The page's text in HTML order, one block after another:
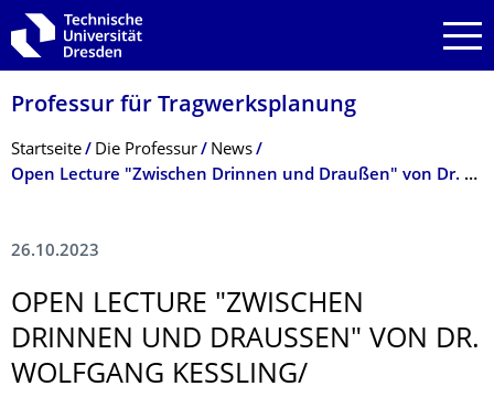
Zur Hauptnavigation springen
Zur Suche springen
Zum Inhalt springen
Professur für Tragwerksplanung
Breadcrumb-Menü
Startseite Die Professur
News
Open Lecture "Zwischen Drinnen und Draußen" von Dr. Wolfgang Kessling/ Transsolar.
26.10.2023
OPEN LECTURE "ZWISCHEN
DRINNEN UND DRAUSSEN" VON DR. W
OLFGANG KESSLING/ T